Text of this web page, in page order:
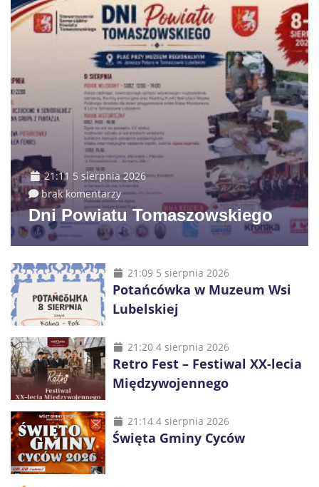
21:11 5 sierpnia 2026
brak komentarzy
Dni Powiatu Tomaszowskiego
21:09 5 sierpnia 2026
Potańcówka w Muzeum Wsi
Lubelskiej
21:20 4 sierpnia 2026
Retro Fest – Festiwal XX-lecia
Międzywojennego
21:14 4 sierpnia 2026
Święta Gminy Cyców